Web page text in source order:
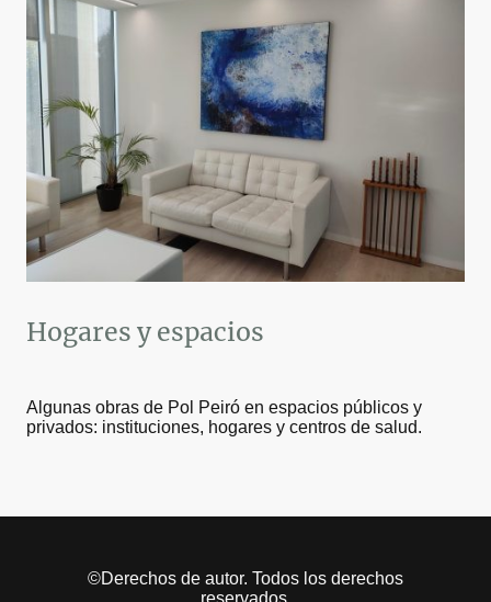
Hogares y espacios
Algunas obras de Pol Peiró en espacios públicos y
privados: instituciones, hogares y centros de salud.
©Derechos de autor. Todos los derechos